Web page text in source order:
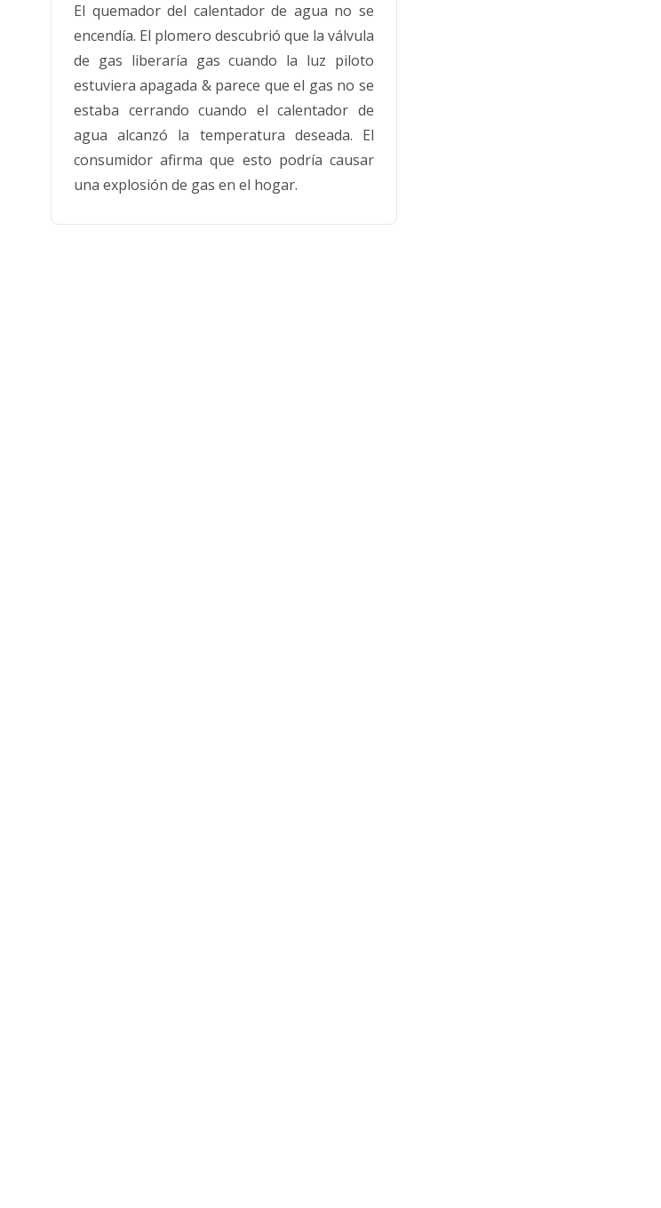
El quemador del calentador de agua no se
encendía. El plomero descubrió que la válvula
de gas liberaría gas cuando la luz piloto
estuviera apagada & parece que el gas no se
estaba cerrando cuando el calentador de
agua alcanzó la temperatura deseada. El
consumidor afirma que esto podría causar
una explosión de gas en el hogar.